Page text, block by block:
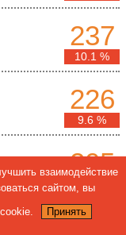
237
10.1 %
226
9.6 %
205
8.7 %
67
взаимодействие
сайтом, вы
Принять